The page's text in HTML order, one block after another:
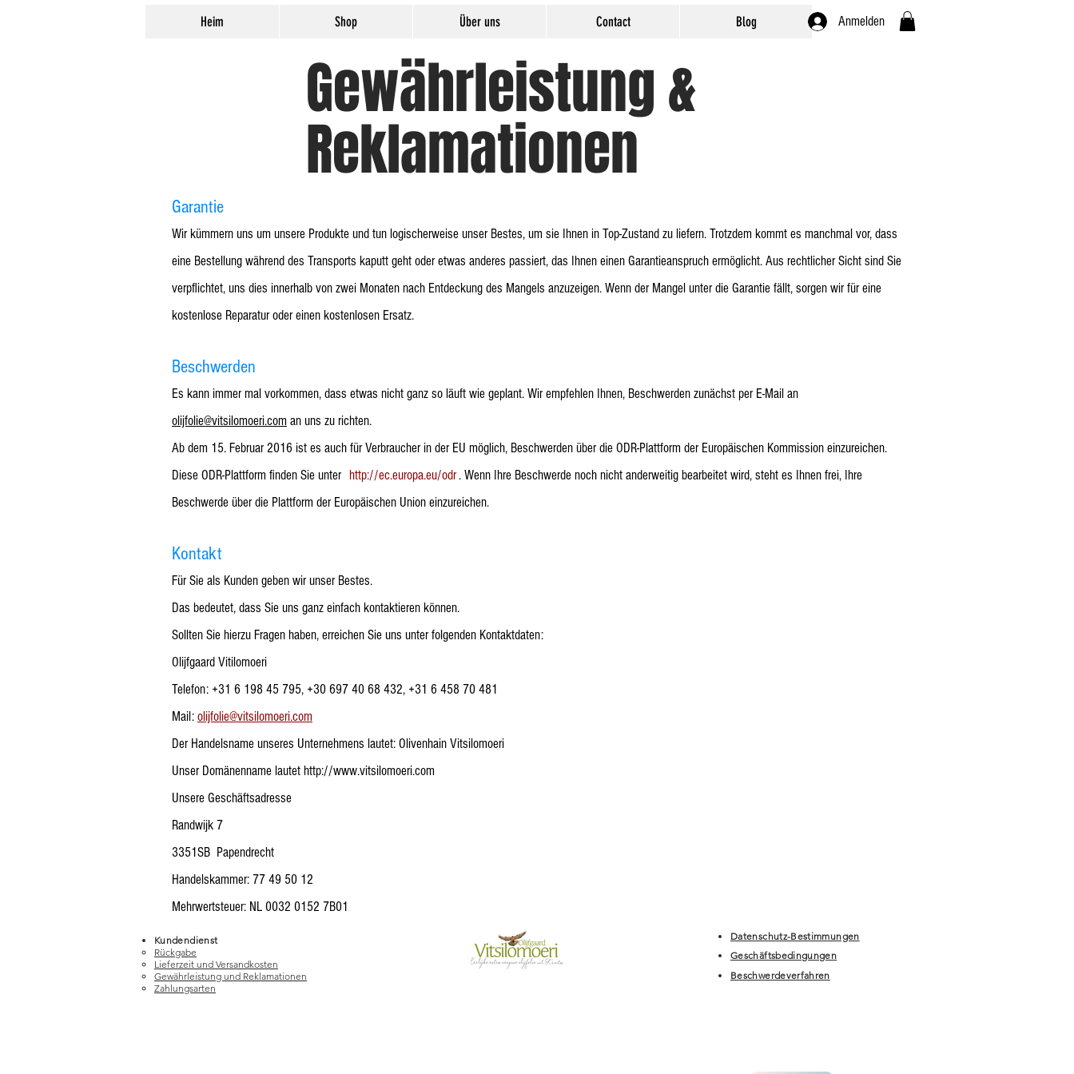
Heim Shop Über uns Contact Blog Anmelden
Gewährleistung &
Reklamationen
Garantie
Wir kümmern uns um unsere Produkte und tun logischerweise unser Bestes, um sie Ihnen in Top-Zustand zu liefern. Trotzdem kommt es manchmal vor, dass
eine Bestellung während des Transports kaputt geht oder etwas anderes passiert, das Ihnen einen Garantieanspruch ermöglicht. Aus rechtlicher Sicht sind Sie
verpflichtet, uns dies innerhalb von zwei Monaten nach Entdeckung des Mangels anzuzeigen. Wenn der Mangel unter die Garantie fällt, sorgen wir für eine
kostenlose Reparatur oder einen kostenlosen Ersatz.
Beschwerden
Es kann immer mal vorkommen, dass etwas nicht ganz so läuft wie geplant. Wir empfehlen Ihnen, Beschwerden zunächst per E-Mail an
olijfolie@vitsilomoeri.com an uns zu richten.
Ab dem 15. Februar 2016 ist es auch für Verbraucher in der EU möglich, Beschwerden über die ODR-Plattform der Europäischen Kommission einzureichen.
Diese ODR-Plattform finden Sie unter http://ec.europa.eu/odr. Wenn Ihre Beschwerde noch nicht anderweitig bearbeitet wird, steht es Ihnen frei, Ihre
Beschwerde über die Plattform der Europäischen Union einzureichen.
Kontakt
Für Sie als Kunden geben wir unser Bestes.
Das bedeutet, dass Sie uns ganz einfach kontaktieren können.
Sollten Sie hierzu Fragen haben, erreichen Sie uns unter folgenden Kontaktdaten:
Olijfgaard Vitilomoeri
Telefon: +31 6 198 45 795, +30 697 40 68 432, +31 6 458 70 481
Mail: olijfolie@vitsilomoeri.com
Der Handelsname unseres Unternehmens lautet: Olivenhain Vitsilomoeri
Unser Domänenname lautet http://www.vitsilomoeri.com
Unsere Geschäftsadresse
Randwijk 7
3351SB Papendrecht
Handelskammer: 77 49 50 12
Mehrwertsteuer: NL 0032 0152 7B01
Kundendienst
Rückgabe
Lieferzeit und Versandkosten
Gewährleistung und Reklamationen
Zahlungsarten
Datenschutz-Bestimmungen
Geschäftsbedingungen
Beschwerdeverfahren